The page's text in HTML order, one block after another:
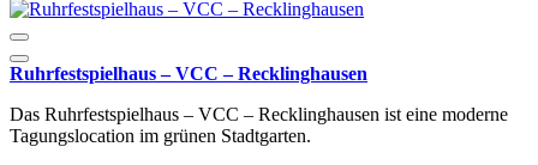
Ruhrfestspielhaus – VCC – Recklinghausen
Das Ruhrfestspielhaus – VCC – Recklinghausen ist eine moderne
Tagungslocation im grünen Stadtgarten.